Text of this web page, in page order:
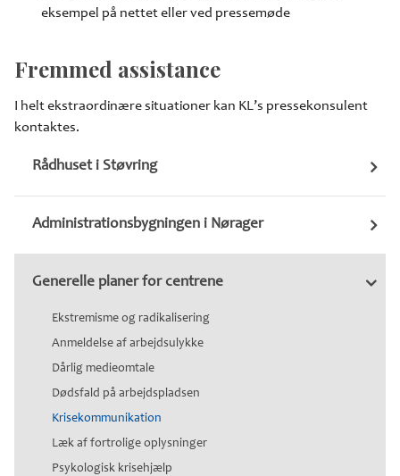
Rådhuset i Støvring
Administrationsbygningen i Nørager
Generelle planer for centrene
Ekstremisme og radikalisering
Anmeldelse af arbejdsulykke
Dårlig medieomtale
Dødsfald på arbejdspladsen
Krisekommunikation
Læk af fortrolige oplysninger
Psykologisk krisehjælp
eksempel på nettet eller ved pressemøde
Fremmed assistance
I helt ekstraordinære situationer kan KL’s pressekonsulent
kontaktes.